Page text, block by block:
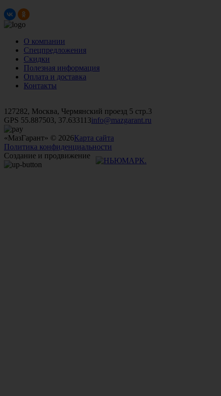
О компании
Спецпредложения
Скидки
Полезная информация
Оплата и доставка
Контакты
127282, Москва, Чермянский проезд 5 стр.3
GPS 55.887503, 37.633113info@mazgarant.ru
«МазГарант» © 2026Карта сайта
Политика конфиденциальности
Создание и продвижение